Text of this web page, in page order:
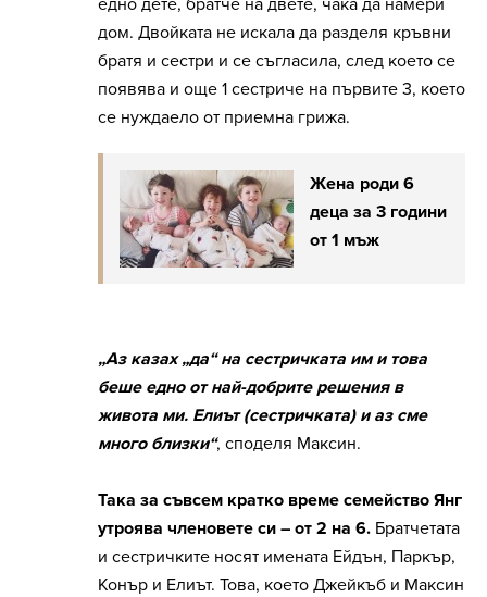
дом. Двойката не искала да разделя кръвни
братя и сестри и се съгласила, след което се
появява и още 1 сестриче на първите 3, което
се нуждаело от приемна грижа.
Жена роди 6
деца за 3 години
от 1 мъж
„Аз казах „да“ на сестричката им и това
беше едно от най-добрите решения в
живота ми. Елиът (сестричката) и аз сме
много близки“, споделя Максин.
Така за съвсем кратко време семейство Янг
утроява членовете си – от 2 на 6. Братчетата
и сестричките носят имената Ейдън, Паркър,
Конър и Елиът. Това, което Джейкъб и Максин